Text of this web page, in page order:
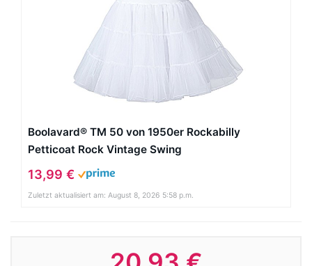
Boolavard® TM 50 von 1950er Rockabilly
Petticoat Rock Vintage Swing
13,99 €
Zuletzt aktualisiert am: August 8, 2026 5:58 p.m.